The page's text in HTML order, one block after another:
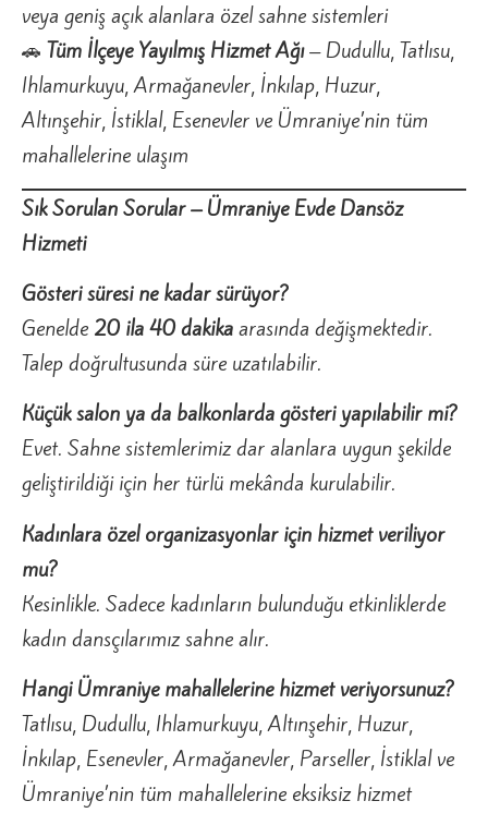
veya geniş açık alanlara özel sahne sistemleri
🚗 Tüm İlçeye Yayılmış Hizmet Ağı– Dudullu, Tatlısu,
Ihlamurkuyu, Armağanevler, İnkılap, Huzur,
Altınşehir, İstiklal, Esenevler ve Ümraniye’nin tüm
mahallelerine ulaşım
Sık Sorulan Sorular – Ümraniye Evde Dansöz
Hizmeti
Gösteri süresi ne kadar sürüyor?
Genelde 20 ila 40 dakikaarasında değişmektedir.
Talep doğrultusunda süre uzatılabilir.
Küçük salon ya da balkonlarda gösteri yapılabilir mi?
Evet. Sahne sistemlerimiz dar alanlara uygun şekilde
geliştirildiği için her türlü mekânda kurulabilir.
Kadınlara özel organizasyonlar için hizmet veriliyor
mu?
Kesinlikle. Sadece kadınların bulunduğu etkinliklerde
kadın dansçılarımız sahne alır.
Hangi Ümraniye mahallelerine hizmet veriyorsunuz?
Tatlısu, Dudullu, Ihlamurkuyu, Altınşehir, Huzur,
İnkılap, Esenevler, Armağanevler, Parseller, İstiklal ve
Ümraniye’nin tüm mahallelerine eksiksiz hizmet